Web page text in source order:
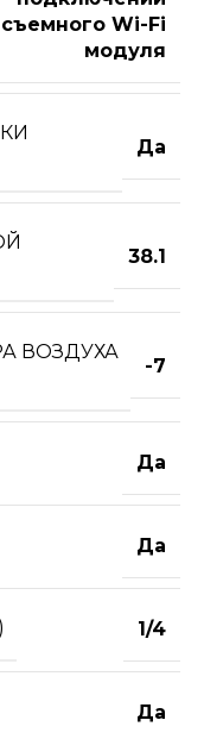
съемного Wi-Fi
модуля
Да
38.1
ВОЗДУХА
-7
Да
Да
1/4
Да